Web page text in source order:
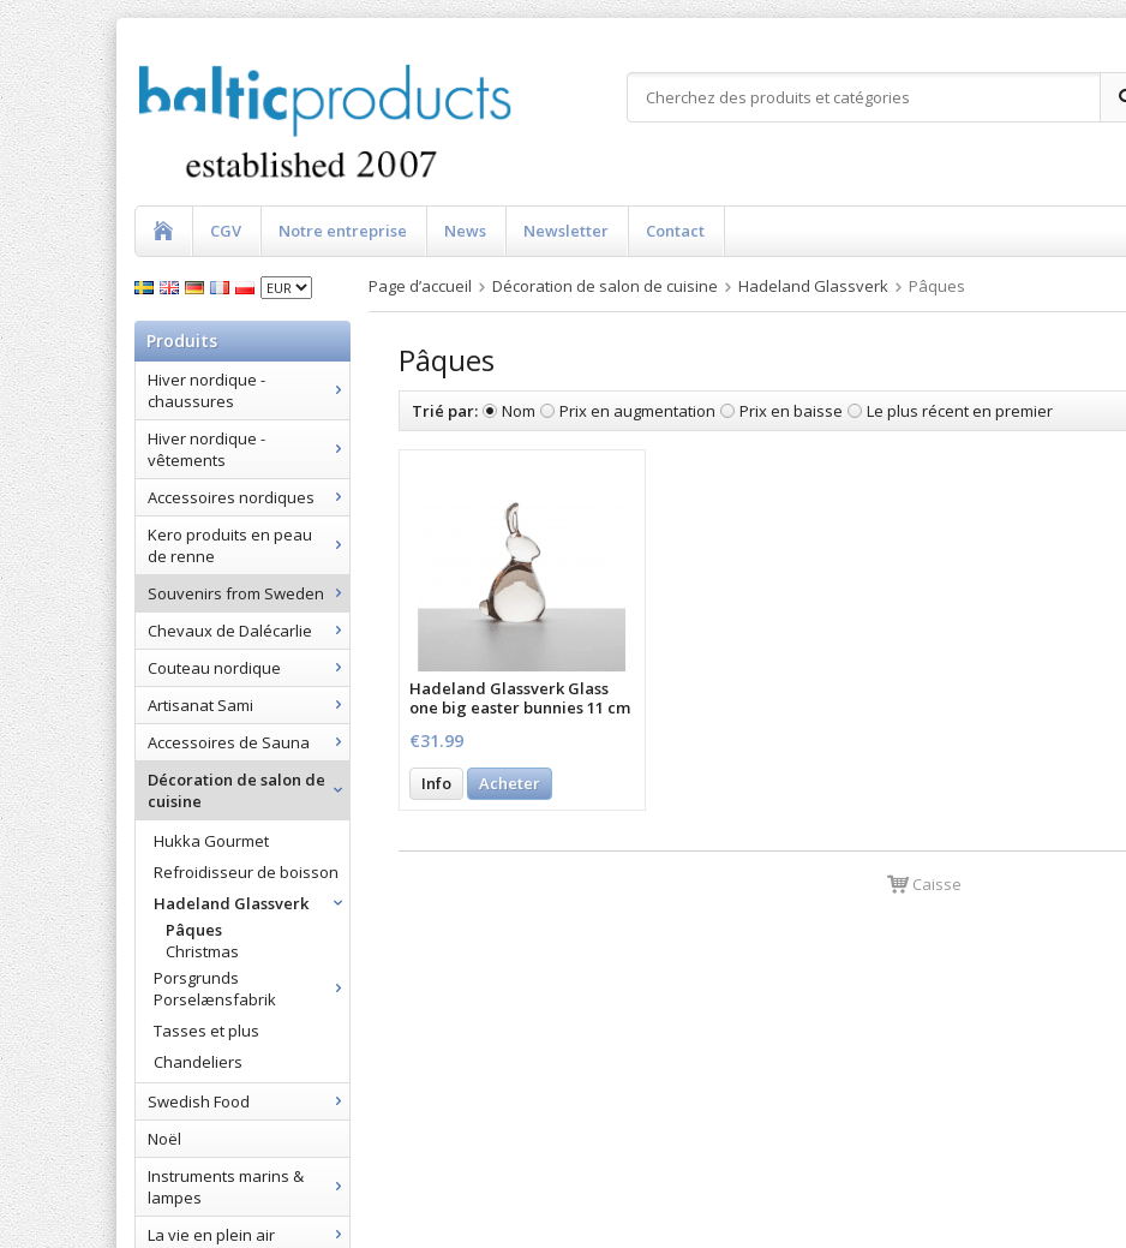
CGV Notre entreprise News Newsletter Contact
Produits
Hiver nordique -
chaussures
Hiver nordique -
vêtements
Accessoires nordiques
Kero produits en peau
de renne
Souvenirs from Sweden
Chevaux de Dalécarlie
Couteau nordique
Artisanat Sami
Accessoires de Sauna
Décoration de salon de
cuisine
Hukka Gourmet
Refroidisseur de boisson
Hadeland Glassverk
Pâques
Christmas
Porsgrunds
Porselænsfabrik
Tasses et plus
Chandeliers
Swedish Food
Noël
Instruments marins &
lampes
La vie en plein air
Page d’accueil Décoration de salon de cuisine Hadeland Glassverk Pâques
Pâques
Trié par: Nom Prix en augmentation Prix en baisse Le plus récent en premier
Hadeland Glassverk Glass
one big easter bunnies 11 cm
€31.99
Info Acheter
Caisse